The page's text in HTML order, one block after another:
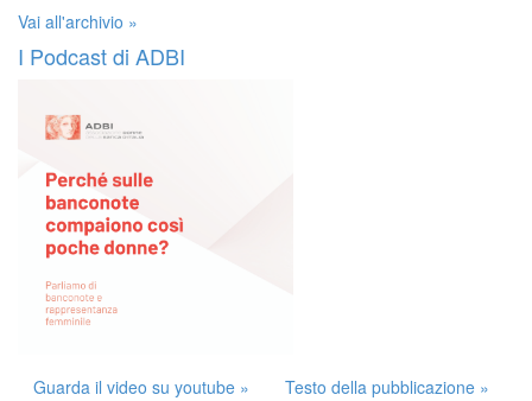
Vai all'archivio »
I Podcast di ADBI
Guarda il video su youtube » Testo della pubblicazione »